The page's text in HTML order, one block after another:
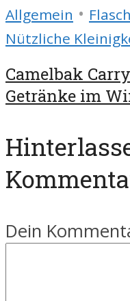
Allgemein •
Nützliche
Camelbak
Getränke im
Dein